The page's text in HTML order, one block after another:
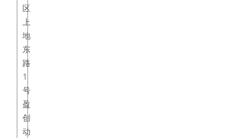
区
上
地
东
路
1
号
盈
创
动